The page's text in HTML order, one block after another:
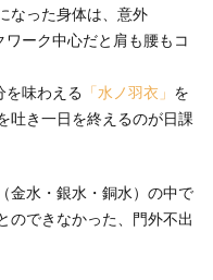
なった身体は、意外
ワーク中心だと肩も腰もコ
を味わえる 「水ノ羽衣」 を
吐き一日を終えるのが日課
金水・銀水・銅水）の中で
のできなかった、門外不出